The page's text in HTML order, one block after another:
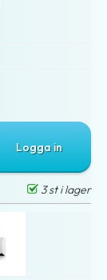
Logga in
3 st i lager